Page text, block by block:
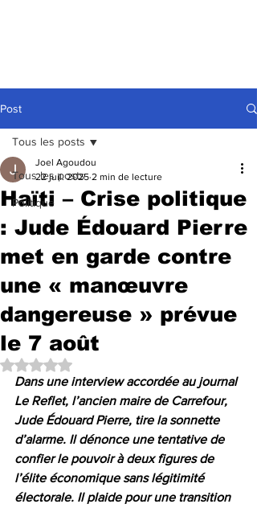
Post
Tous les posts
Politique
Tous les posts
Haïti – Crise politique
: Jude Édouard Pierre
met en garde contre
une « manœuvre
dangereuse » prévue
le 7 août
Joel Agoudou
22 juil. 2025 2 min de lecture
Noté NaN étoiles sur 5.
Dans une interview accordée au journal
Le Reflet, l’ancien maire de Carrefour,
Jude Édouard Pierre, tire la sonnette
d’alarme. Il dénonce une tentative de
confier le pouvoir à deux figures de
l’élite économique sans légitimité
électorale. Il plaide pour une transition